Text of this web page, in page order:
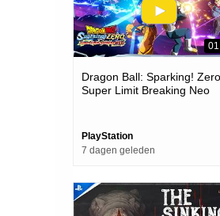
Dragon Ball: Sparking!
Super Limit Breaking Neo
PlayStation
7 dagen geleden